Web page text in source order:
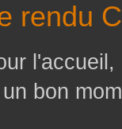
rendu
bon